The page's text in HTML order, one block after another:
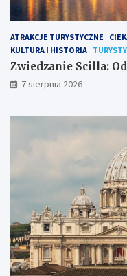
y
j
U
r
o
l
t
k
i
K
a
i
P
a
w
a
i
a
i
A
ATRAKCJE TURYSTYCZNE
KULTURA I HISTORIA
Zwiedzanie Scilla:
7 sierpnia 2026